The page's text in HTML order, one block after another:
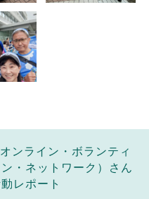
ンライン・ボランティ
・ネットワーク）さん
レポート